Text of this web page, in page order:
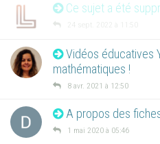
Ce sujet a été
24 sept. 2022 à 11:50
Vidéos éducatives
mathématiques !
8 avr. 2021 à 12:50
A propos des
1 mai 2020 à 05:46